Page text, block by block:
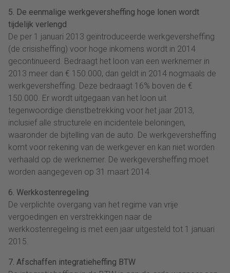
5. De eenmalige werkgeversheffing hoge lonen wordt
tijdelijk verlengd
De per 1 januari 2013 geïntroduceerde werkgeversheffing
(de crisisheffing) voor hoge inkomens wordt in 2014
gecontinueerd. Bedraagt het loon van een werknemer in
2013 meer dan € 150.000, dan geldt in 2014 nogmaals de
werkgeversheffing. Deze bedraagt 16% boven de €
150.000. Er wordt uitgegaan van het loon uit
tegenwoordige dienstbetrekking voor het jaar 2013,
inclusief alle structurele en incidentele beloningen,
waaronder de bijtelling van de auto. De werkgeversheffing
komt voor rekening van de werkgever en kan niet worden
verhaald op de werknemer. De werkgeversheffing moet
worden aangegeven op 31 maart 2014.
6. Werkkostenregeling
De verplichte overgang van het regime van vrije
vergoedingen en verstrekkingen naar de
werkkostenregeling is met een jaar uitgesteld tot 1 januari
2015.
7. Afschaffen integratieheffing BTW